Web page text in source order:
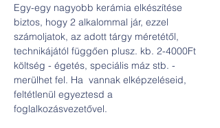
Egy-egy nagyobb kerámia elkészítése
biztos, hogy 2 alkalommal jár, ezzel
számoljatok, az adott tárgy méretétől,
technikájától függően plusz. kb. 2-4000Ft
költség - égetés, speciális máz stb. -
merülhet fel. Ha  vannak elképzeléseid,
feltétlenül egyeztesd a
foglalkozásvezetővel.